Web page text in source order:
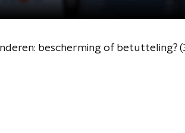
bescherming of betutteling?